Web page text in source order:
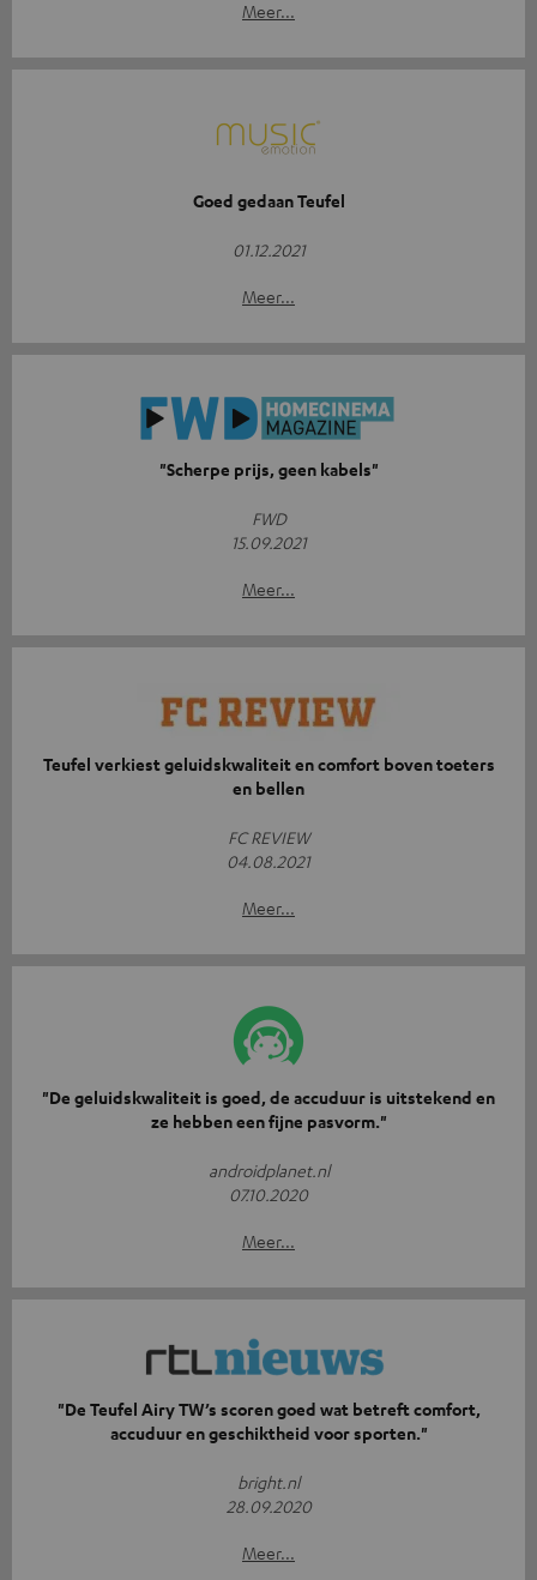
Meer...
Goed gedaan Teufel
01.12.2021
Meer...
"Scherpe prijs, geen kabels"
FWD
15.09.2021
Meer...
Teufel verkiest geluidskwaliteit en comfort boven toeters
en bellen
FC REVIEW
04.08.2021
Meer...
"De geluidskwaliteit is goed, de accuduur is uitstekend en
ze hebben een fijne pasvorm."
androidplanet.nl
07.10.2020
Meer...
"De Teufel Airy TW’s scoren goed wat betreft comfort,
accuduur en geschiktheid voor sporten."
bright.nl
28.09.2020
Meer...